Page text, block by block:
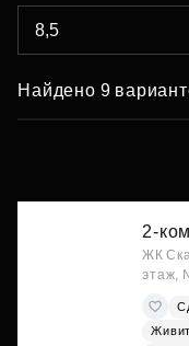
Найдено 9
2-
ЖК
этаж,